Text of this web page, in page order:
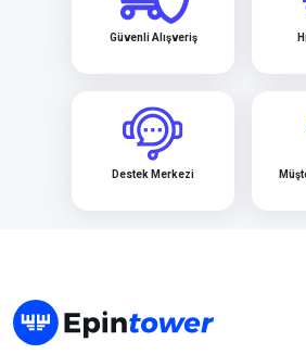
Güvenli Alışveriş
Destek Merkezi